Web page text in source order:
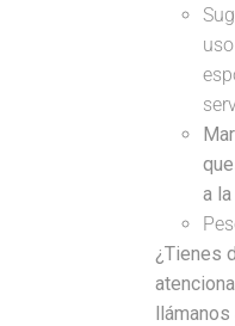
a
¿Tienes